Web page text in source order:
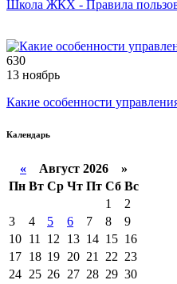
Школа ЖКХ - Правила
630
13 ноябрь
Какие особенности
Календарь
« Август 2026 »
Пн Вт Ср Чт Пт Сб Вс
1
2
3
4 5 6 7 8
9
10 11 12 13 14 15 16
17 18 19 20 21 22 23
24 25 26 27 28 29 30